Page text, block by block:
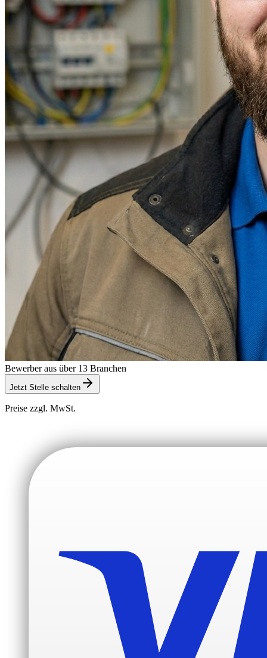
Bewerber aus über 13 Branchen
Jetzt Stelle schalten
Preise zzgl. MwSt.